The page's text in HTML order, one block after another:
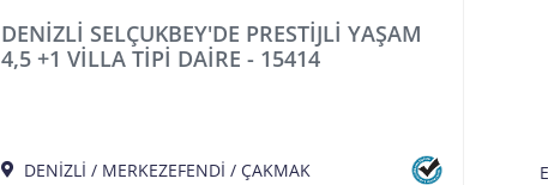
DENİZLİ SELÇUKBEY'DE PRESTİJLİ YAŞAM
4,5 +1 VİLLA TİPİ DAİRE - 15414
DENİZLİ / MERKEZEFENDİ / ÇAKMAK